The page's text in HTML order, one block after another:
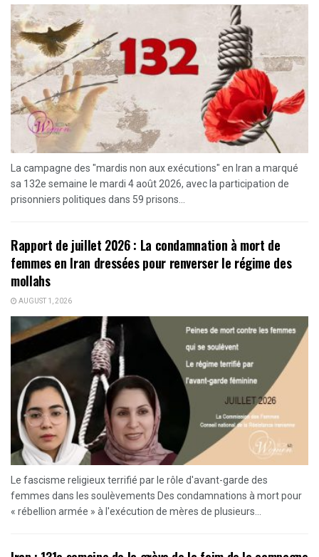
La campagne des "mardis non aux exécutions" en Iran a marqué
sa 132e semaine le mardi 4 août 2026, avec la participation de
prisonniers politiques dans 59 prisons...
Rapport de juillet 2026 : La condamnation à mort de
femmes en Iran dressées pour renverser le régime des
mollahs
AUGUST 1, 2026
Le fascisme religieux terrifié par le rôle d'avant-garde des
femmes dans les soulèvements Des condamnations à mort pour
« rébellion armée » à l'exécution de mères de plusieurs...